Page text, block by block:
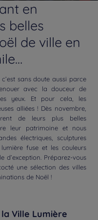
en
belles
de ville en
sans doute aussi parce
avec la douceur de
yeux. Et pour cela, les
alliées ! Dès novembre,
de leurs plus belles
leur patrimoine et nous
électriques, sculptures
fuse et les couleurs
Préparez-vous
une sélection des villes
de Noël !
Ville Lumière